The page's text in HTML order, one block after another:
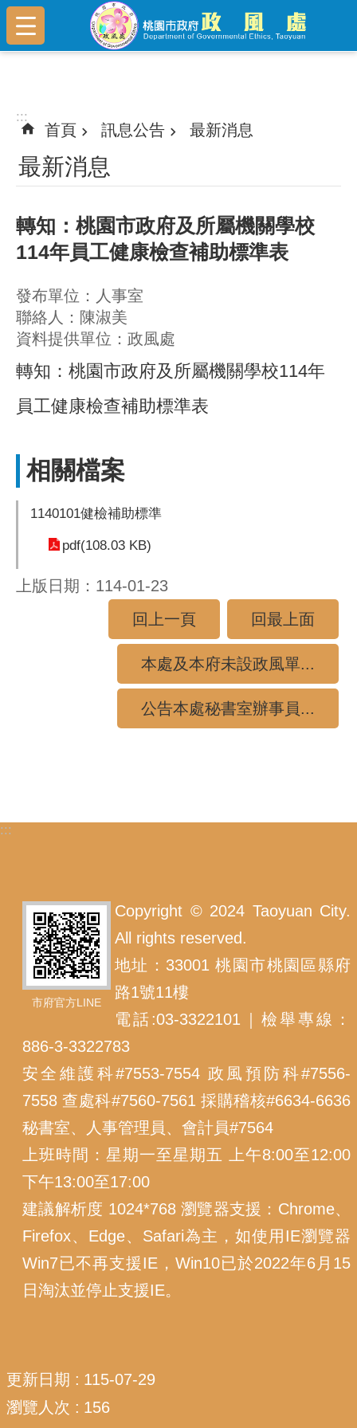
跳到主要內容區塊
:::
:::
首頁 訊息公告 最新消息
最新消息
轉知：桃園市政府及所屬機關學校
114年員工健康檢查補助標準表
發布單位：人事室
聯絡人：陳淑美
資料提供單位：政風處
轉知：桃園市政府及所屬機關學校114年
員工健康檢查補助標準表
相關檔案
1140101健檢補助標準
pdf(108.03 KB)
上版日期：114-01-23
回上一頁
回最上面
本處及本府未設政風單...
公告本處秘書室辦事員...
:::
市府官方LINE
Copyright © 2024 Taoyuan City.
All rights reserved.
地址：33001 桃園市桃園區縣府
路1號11樓
電話:03-3322101｜檢舉專線：
886-3-3322783
安全維護科#7553-7554 政風預防科#7556-
7558 查處科#7560-7561 採購稽核#6634-6636
秘書室、人事管理員、會計員#7564
上班時間：星期一至星期五 上午8:00至12:00
下午13:00至17:00
建議解析度 1024*768 瀏覽器支援：Chrome、
Firefox、Edge、Safari為主，如使用IE瀏覽器
Win7已不再支援IE，Win10已於2022年6月15
日淘汰並停止支援IE。
更新日期
115-07-29
瀏覽人次
156